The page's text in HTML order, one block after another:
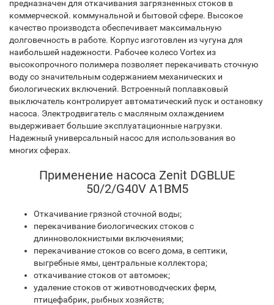
предназначен для откачивания загрязненных стоков в
коммерческой. коммунальной и бытовой сфере. Высокое
качество производста обеспечивает максимальную
долговечность в работе. Корпус изготовлен из чугуна для
наибольшей надежности. Рабочее колесо Vortex из
высокопрочного полимера позволяет перекачивать сточную
воду со значительным содержанием механических и
биологических включений. Встроенный поплавковый
выключатель контролирует автоматический пуск и остановку
насоса. Электродвигатель с масляным охлаждением
выдерживает большие эксплуатационные нагрузки.
Надежный универсальный насос для использования во
многих сферах.
Применение насоса Zenit DGBLUE
50/2/G40V A1BM5
Откачивание грязной сточной воды;
перекачивание биологических стоков с
длинноволокнистыми включениями;
перекачивание стоков со всего дома, в септики,
выгребные ямы, центральные коллектора;
откачивание стоков от автомоек;
удаление стоков от животноводческих ферм,
птицефабрик, рыбных хозяйств;